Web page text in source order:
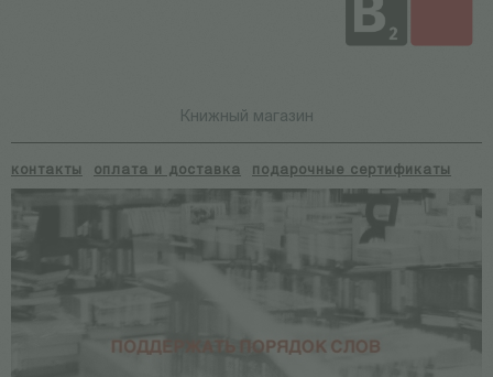
Книжный магазин
контакты оплата и доставка подарочные сертификаты